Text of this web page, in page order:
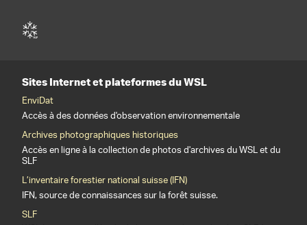
Sites Internet et plateformes du WSL
EnviDat
Accès à des données d'observation environnementale
Archives photographiques historiques
Accès en ligne à la collection de photos d'archives du WSL et du
SLF
L’inventaire forestier national suisse (IFN)
IFN, source de connaissances sur la forêt suisse.
SLF